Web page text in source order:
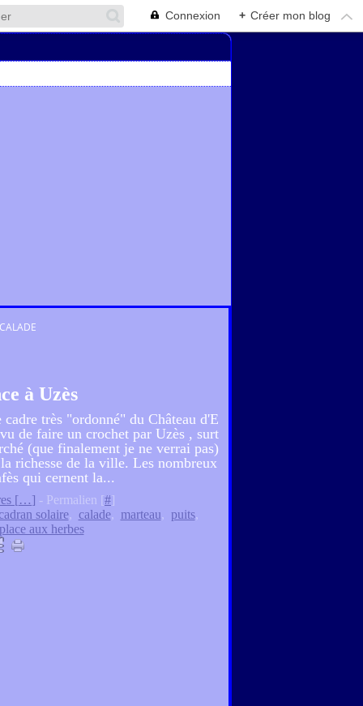
Connexion + Créer mon blog
CALADE
à Uzès
très "ordonné" du Château d'E
de faire un crochet par Uzès , surt
(que finalement je ne verrai pas)
richesse de la ville. Les nombreux
qui cernent la...
[…] - Permalien [#]
solaire, calade, marteau, puits,
aux herbes